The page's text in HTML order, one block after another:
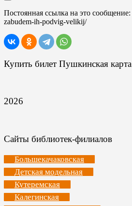
Постоянная ссылка на это сообщение:
zabudem-ih-podvig-velikij/
Купить билет Пушкинская карта
2026
Сайты библиотек-филиалов
Большекачаковская
Детская модельная
Кутеремская
Калегинская